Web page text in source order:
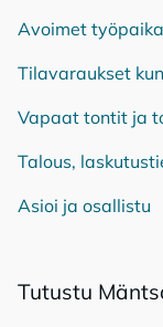
Avoimet
Tilavaraukset
Vapaat tontit ja
Talous,
Asioi ja osallistu
Tu­tus­tu